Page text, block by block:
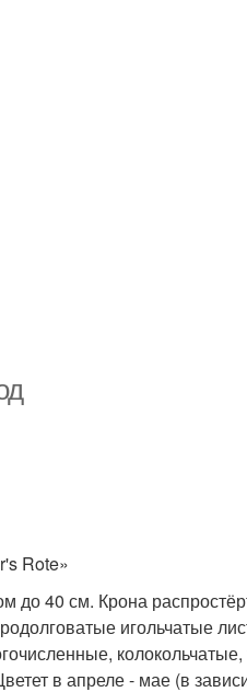
Rote»
до 40 см. Крона
игольчатые
в апреле - мае (в